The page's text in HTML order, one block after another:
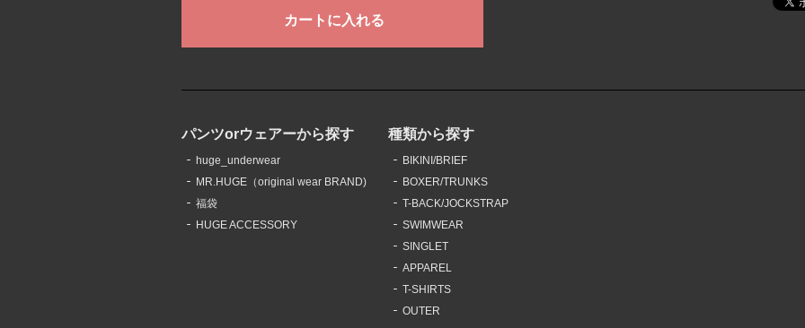
パンツorウェアーから探す
huge_underwear
MR.HUGE（original wear BRAND)
福袋
HUGE ACCESSORY
種類から探す
BIKINI/BRIEF
BOXER/TRUNKS
T-BACK/JOCKSTRAP
SWIMWEAR
SINGLET
APPAREL
T-SHIRTS
OUTER